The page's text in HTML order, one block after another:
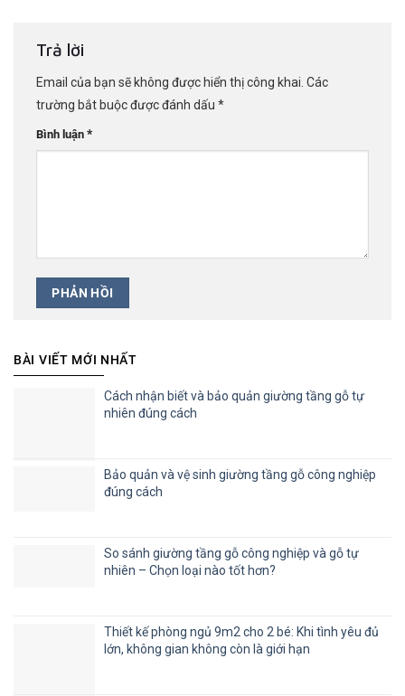
Trả lời
Email của bạn sẽ không được hiển thị công khai. Các
trường bắt buộc được đánh dấu *
Bình luận *
BÀI VIẾT MỚI NHẤT
Cách nhận biết và bảo quản giường tầng gỗ tự
nhiên đúng cách
Bảo quản và vệ sinh giường tầng gỗ công nghiệp
đúng cách
So sánh giường tầng gỗ công nghiệp và gỗ tự
nhiên – Chọn loại nào tốt hơn?
Thiết kế phòng ngủ 9m2 cho 2 bé: Khi tình yêu đủ
lớn, không gian không còn là giới hạn